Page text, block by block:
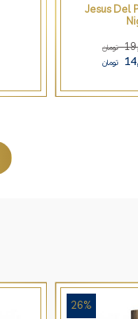
Jesus Del
تومان
تومان
26%